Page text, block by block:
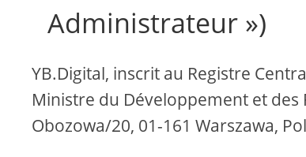
Administrateur »)
YB.Digital, inscrit au Registre
Ministre du Développement et des
Obozowa/20, 01-161 Warszawa,